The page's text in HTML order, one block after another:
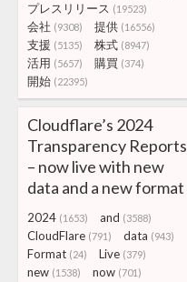
プレスリリース (19523)
会社 (9308) 提供 (16556)
支援 (5135) 株式 (8947)
活用 (5657) 購買 (374)
開始 (22395)
Cloudflare’s 2024
Transparency Reports
– now live with new
data and a new format
2024 (1653) and (3588)
CloudFlare (791) data (943)
Format (24) Live (379)
new (1538) now (701)